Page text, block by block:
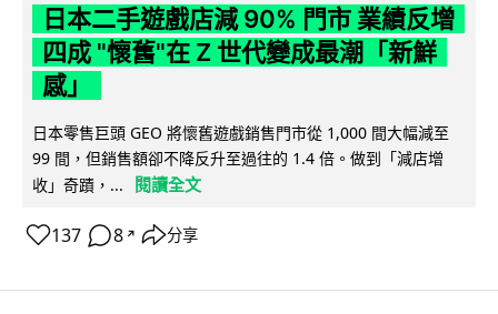
日本二手遊戲店減 90% 門市 業績反增
四成 "懷舊"在 Z 世代變成最潮「新鮮
感」
日本零售巨頭 GEO 將懷舊遊戲銷售門市從 1,000 間大幅減至
99 間，但銷售額卻不降反升至過往的 1.4 倍。做到「減店增
收」奇蹟，...
閱讀全文
137 8 ↗ 分享